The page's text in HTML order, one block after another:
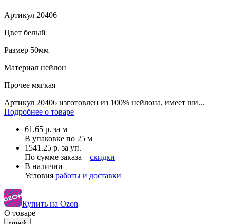
Артикул 20406
Цвет белый
Размер 50мм
Материал нейлон
Прочее мягкая
Артикул 20406 изготовлен из 100% нейлона, имеет ши...
Подробнее о товаре
61.65 р. за м
В упаковке по 25 м
1541.25 р. за уп.
По сумме заказа – скидки
В наличии
Условия работы и доставки
Купить на Ozon
О товаре